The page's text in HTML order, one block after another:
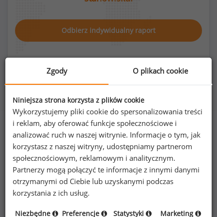
Odbierz indywidualny raport
Rozkład płci na stanowisku rewident
37%
Kobiety
14
63%
24
Zgody O plikach cookie
Niniejsza strona korzysta z plików cookie
Wykorzystujemy pliki cookie do spersonalizowania treści
i reklam, aby oferować funkcje społecznościowe i
analizować ruch w naszej witrynie. Informacje o tym, jak
korzystasz z naszej witryny, udostępniamy partnerom
społecznościowym, reklamowym i analitycznym.
Partnerzy mogą połączyć te informacje z innymi danymi
otrzymanymi od Ciebie lub uzyskanymi podczas
korzystania z ich usług.
Niezbędne Preferencje Statystyki Marketing